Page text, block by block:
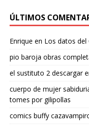
ÚLTIMOS
Enrique en Los datos del
pio baroja obras
el sustituto 2 descargar
cuerpo de mujer
tomes por gilipollas
comics buffy